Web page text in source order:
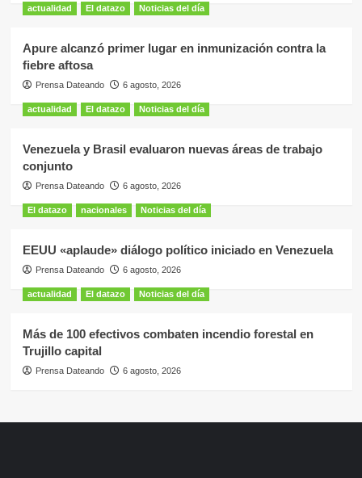
actualidad El datazo Noticias del día
Apure alcanzó primer lugar en inmunización contra la
fiebre aftosa
Prensa Dateando 6 agosto, 2026
actualidad El datazo Noticias del día
Venezuela y Brasil evaluaron nuevas áreas de trabajo
conjunto
Prensa Dateando 6 agosto, 2026
El datazo nacionales Noticias del día
EEUU «aplaude» diálogo político iniciado en Venezuela
Prensa Dateando 6 agosto, 2026
actualidad El datazo Noticias del día
Más de 100 efectivos combaten incendio forestal en
Trujillo capital
Prensa Dateando 6 agosto, 2026